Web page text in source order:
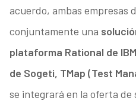
acuerdo, ambas empresas
conjuntamente una
plataforma Rational de
de Sogeti, TMap (Test
se integrará en la oferta